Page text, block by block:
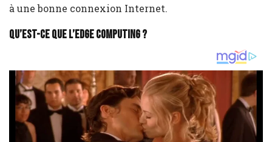
à une bonne connexion Internet.
Qu’est-ce que l’edge computing ?